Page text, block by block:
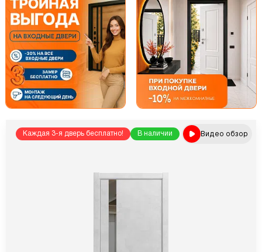
Каждая 3-я дверь бесплатно! В наличии Видео обзор